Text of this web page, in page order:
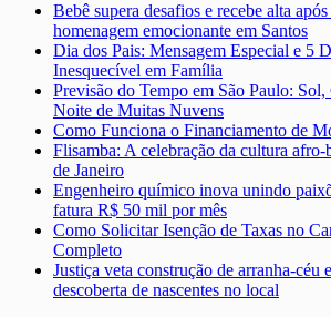
Bebê supera desafios e recebe alta
homenagem emocionante em Santos
Dia dos Pais: Mensagem Especial e 5
Inesquecível em Família
Previsão do Tempo em São Paulo: Sol,
Noite de Muitas Nuvens
Como Funciona o Financiamento de
Flisamba: A celebração da cultura
de Janeiro
Engenheiro químico inova unindo
fatura R$ 50 mil por mês
Como Solicitar Isenção de Taxas no
Completo
Justiça veta construção de arranha-céu
descoberta de nascentes no local